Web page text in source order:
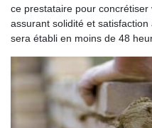
ce prestataire pour concrétiser
assurant solidité et
sera établi en moins de 48